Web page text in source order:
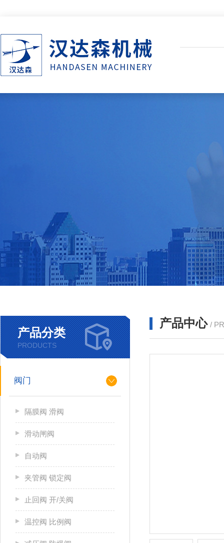
产品分类
PRODUCTS
阀门
隔膜阀 滑阀
滑动闸阀
自动阀
夹管阀 锁定阀
止回阀 开/关阀
温控阀 比例阀
产品中心 /